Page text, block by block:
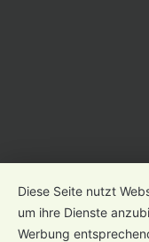
Diese Seite nutzt
um ihre Dienste
Werbung